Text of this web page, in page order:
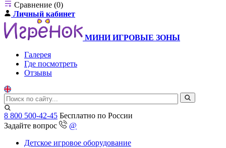
Сравнение (0)
Личный кабинет
МИНИ ИГРОВЫЕ ЗОНЫ
Галерея
Где посмотреть
Отзывы
8 800 500-42-45 Бесплатно по России
Задайте вопрос
@
Детское игровое оборудование